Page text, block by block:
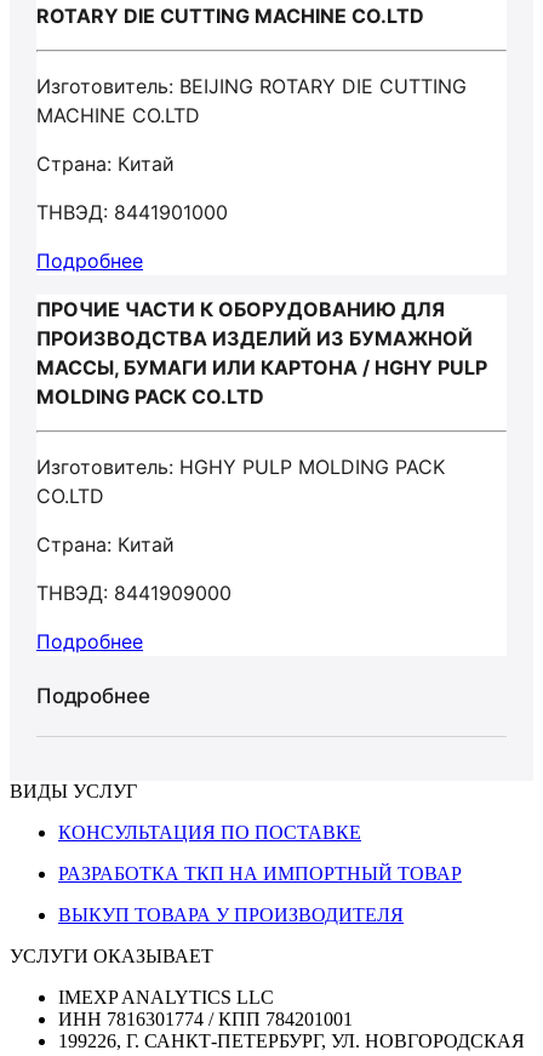
ROTARY DIE CUTTING MACHINE CO.LTD
Изготовитель: BEIJING ROTARY DIE CUTTING
MACHINE CO.LTD
Страна: Китай
ТНВЭД: 8441901000
Подробнее
ПРОЧИЕ ЧАСТИ К ОБОРУДОВАНИЮ ДЛЯ
ПРОИЗВОДСТВА ИЗДЕЛИЙ ИЗ БУМАЖНОЙ
МАССЫ, БУМАГИ ИЛИ КАРТОНА / HGHY PULP
MOLDING PACK CO.LTD
Изготовитель: HGHY PULP MOLDING PACK
CO.LTD
Страна: Китай
ТНВЭД: 8441909000
Подробнее
Подробнее
ВИДЫ УСЛУГ
КОНСУЛЬТАЦИЯ ПО ПОСТАВКЕ
РАЗРАБОТКА ТКП НА ИМПОРТНЫЙ ТОВАР
ВЫКУП ТОВАРА У ПРОИЗВОДИТЕЛЯ
УСЛУГИ ОКАЗЫВАЕТ
IMEXP ANALYTICS LLC
ИНН 7816301774 / КПП 784201001
199226, Г. САНКТ-ПЕТЕРБУРГ, УЛ. НОВГОРОДСКАЯ